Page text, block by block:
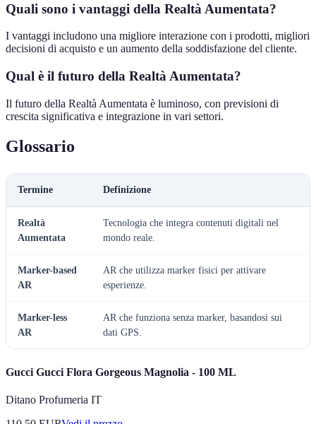
Quali sono i vantaggi della Realtà Aumentata?
I vantaggi includono una migliore interazione con i prodotti, migliori
decisioni di acquisto e un aumento della soddisfazione del cliente.
Qual è il futuro della Realtà Aumentata?
Il futuro della Realtà Aumentata è luminoso, con previsioni di
crescita significativa e integrazione in vari settori.
Glossario
Termine Definizione
Realtà
Aumentata
Tecnologia che integra contenuti digitali nel
mondo reale.
Marker-based
AR
AR che utilizza marker fisici per attivare
esperienze.
Marker-less
AR
AR che funziona senza marker, basandosi sui
dati GPS.
Gucci Gucci Flora Gorgeous Magnolia - 100 ML
Ditano Profumeria IT